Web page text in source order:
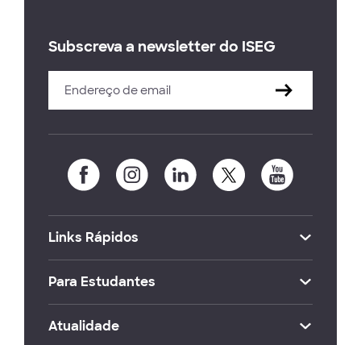
Subscreva a newsletter do ISEG
Links Rápidos
Para Estudantes
Atualidade